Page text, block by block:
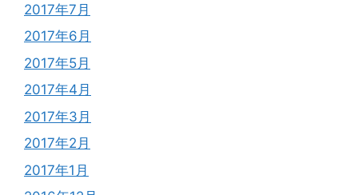
2017年7月
2017年6月
2017年5月
2017年4月
2017年3月
2017年2月
2017年1月